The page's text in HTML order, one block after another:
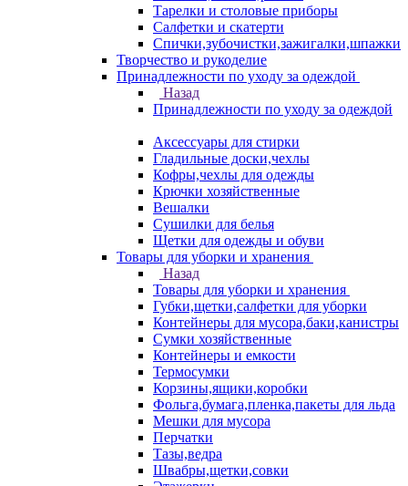
Тарелки и столовые приборы
Салфетки и скатерти
Спички,зубочистки,зажигалки,шпажки
Творчество и рукоделие
Принадлежности по уходу за одеждой
Назад
Принадлежности по уходу за одеждой
Аксессуары для стирки
Гладильные доски,чехлы
Кофры,чехлы для одежды
Крючки хозяйственные
Вешалки
Сушилки для белья
Щетки для одежды и обуви
Товары для уборки и хранения
Назад
Товары для уборки и хранения
Губки,щетки,салфетки для уборки
Контейнеры для мусора,баки,канистры
Сумки хозяйственные
Контейнеры и емкости
Термосумки
Корзины,ящики,коробки
Фольга,бумага,пленка,пакеты для льда
Мешки для мусора
Перчатки
Тазы,ведра
Швабры,щетки,совки